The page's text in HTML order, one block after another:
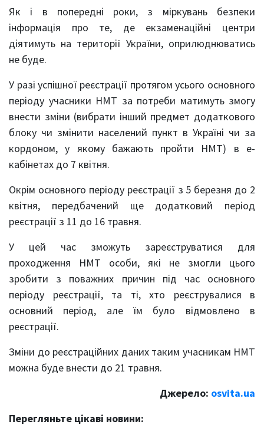
Як і в попередні роки, з міркувань безпеки
інформація про те, де екзаменаційні центри
діятимуть на території України, оприлюднюватись
не буде.
У разі успішної реєстрації протягом усього основного
періоду учасники НМТ за потреби матимуть змогу
внести зміни (вибрати інший предмет додаткового
блоку чи змінити населений пункт в Україні чи за
кордоном, у якому бажають пройти НМТ) в е-
кабінетах до 7 квітня.
Окрім основного періоду реєстрації з 5 березня до 2
квітня, передбачений ще додатковий період
реєстрації з 11 до 16 травня.
У цей час зможуть зареєструватися для
проходження НМТ особи, які не змогли цього
зробити з поважних причин під час основного
періоду реєстрації, та ті, хто реєструвалися в
основний період, але їм було відмовлено в
реєстрації.
Зміни до реєстраційних даних таким учасникам НМТ
можна буде внести до 21 травня.
Джерело: osvita.ua
Перегляньте цікаві новини: